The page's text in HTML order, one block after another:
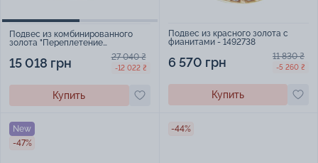
Подвес из комбинированного
золота "Переплетение
15 018 грн 27 040 ₴
-12 022 ₴
Купить
Подвес из красного золота с
фианитами - 1492738
6 570 грн 11 830 ₴
-5 260 ₴
Купить
New
-47%
-44%